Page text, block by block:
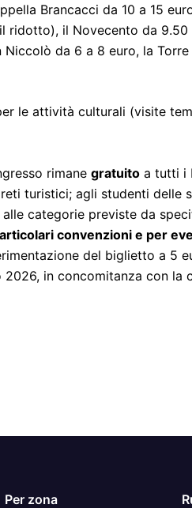
Brancacci da 10 a 15
ridotto), il Novecento da
da 6 a 8 euro, la
le attività culturali (visite
rimane gratuito a tutti i
turistici; agli studenti delle
categorie previste da
convenzioni e per
del biglietto a 5
in concomitanza con la
Per zona